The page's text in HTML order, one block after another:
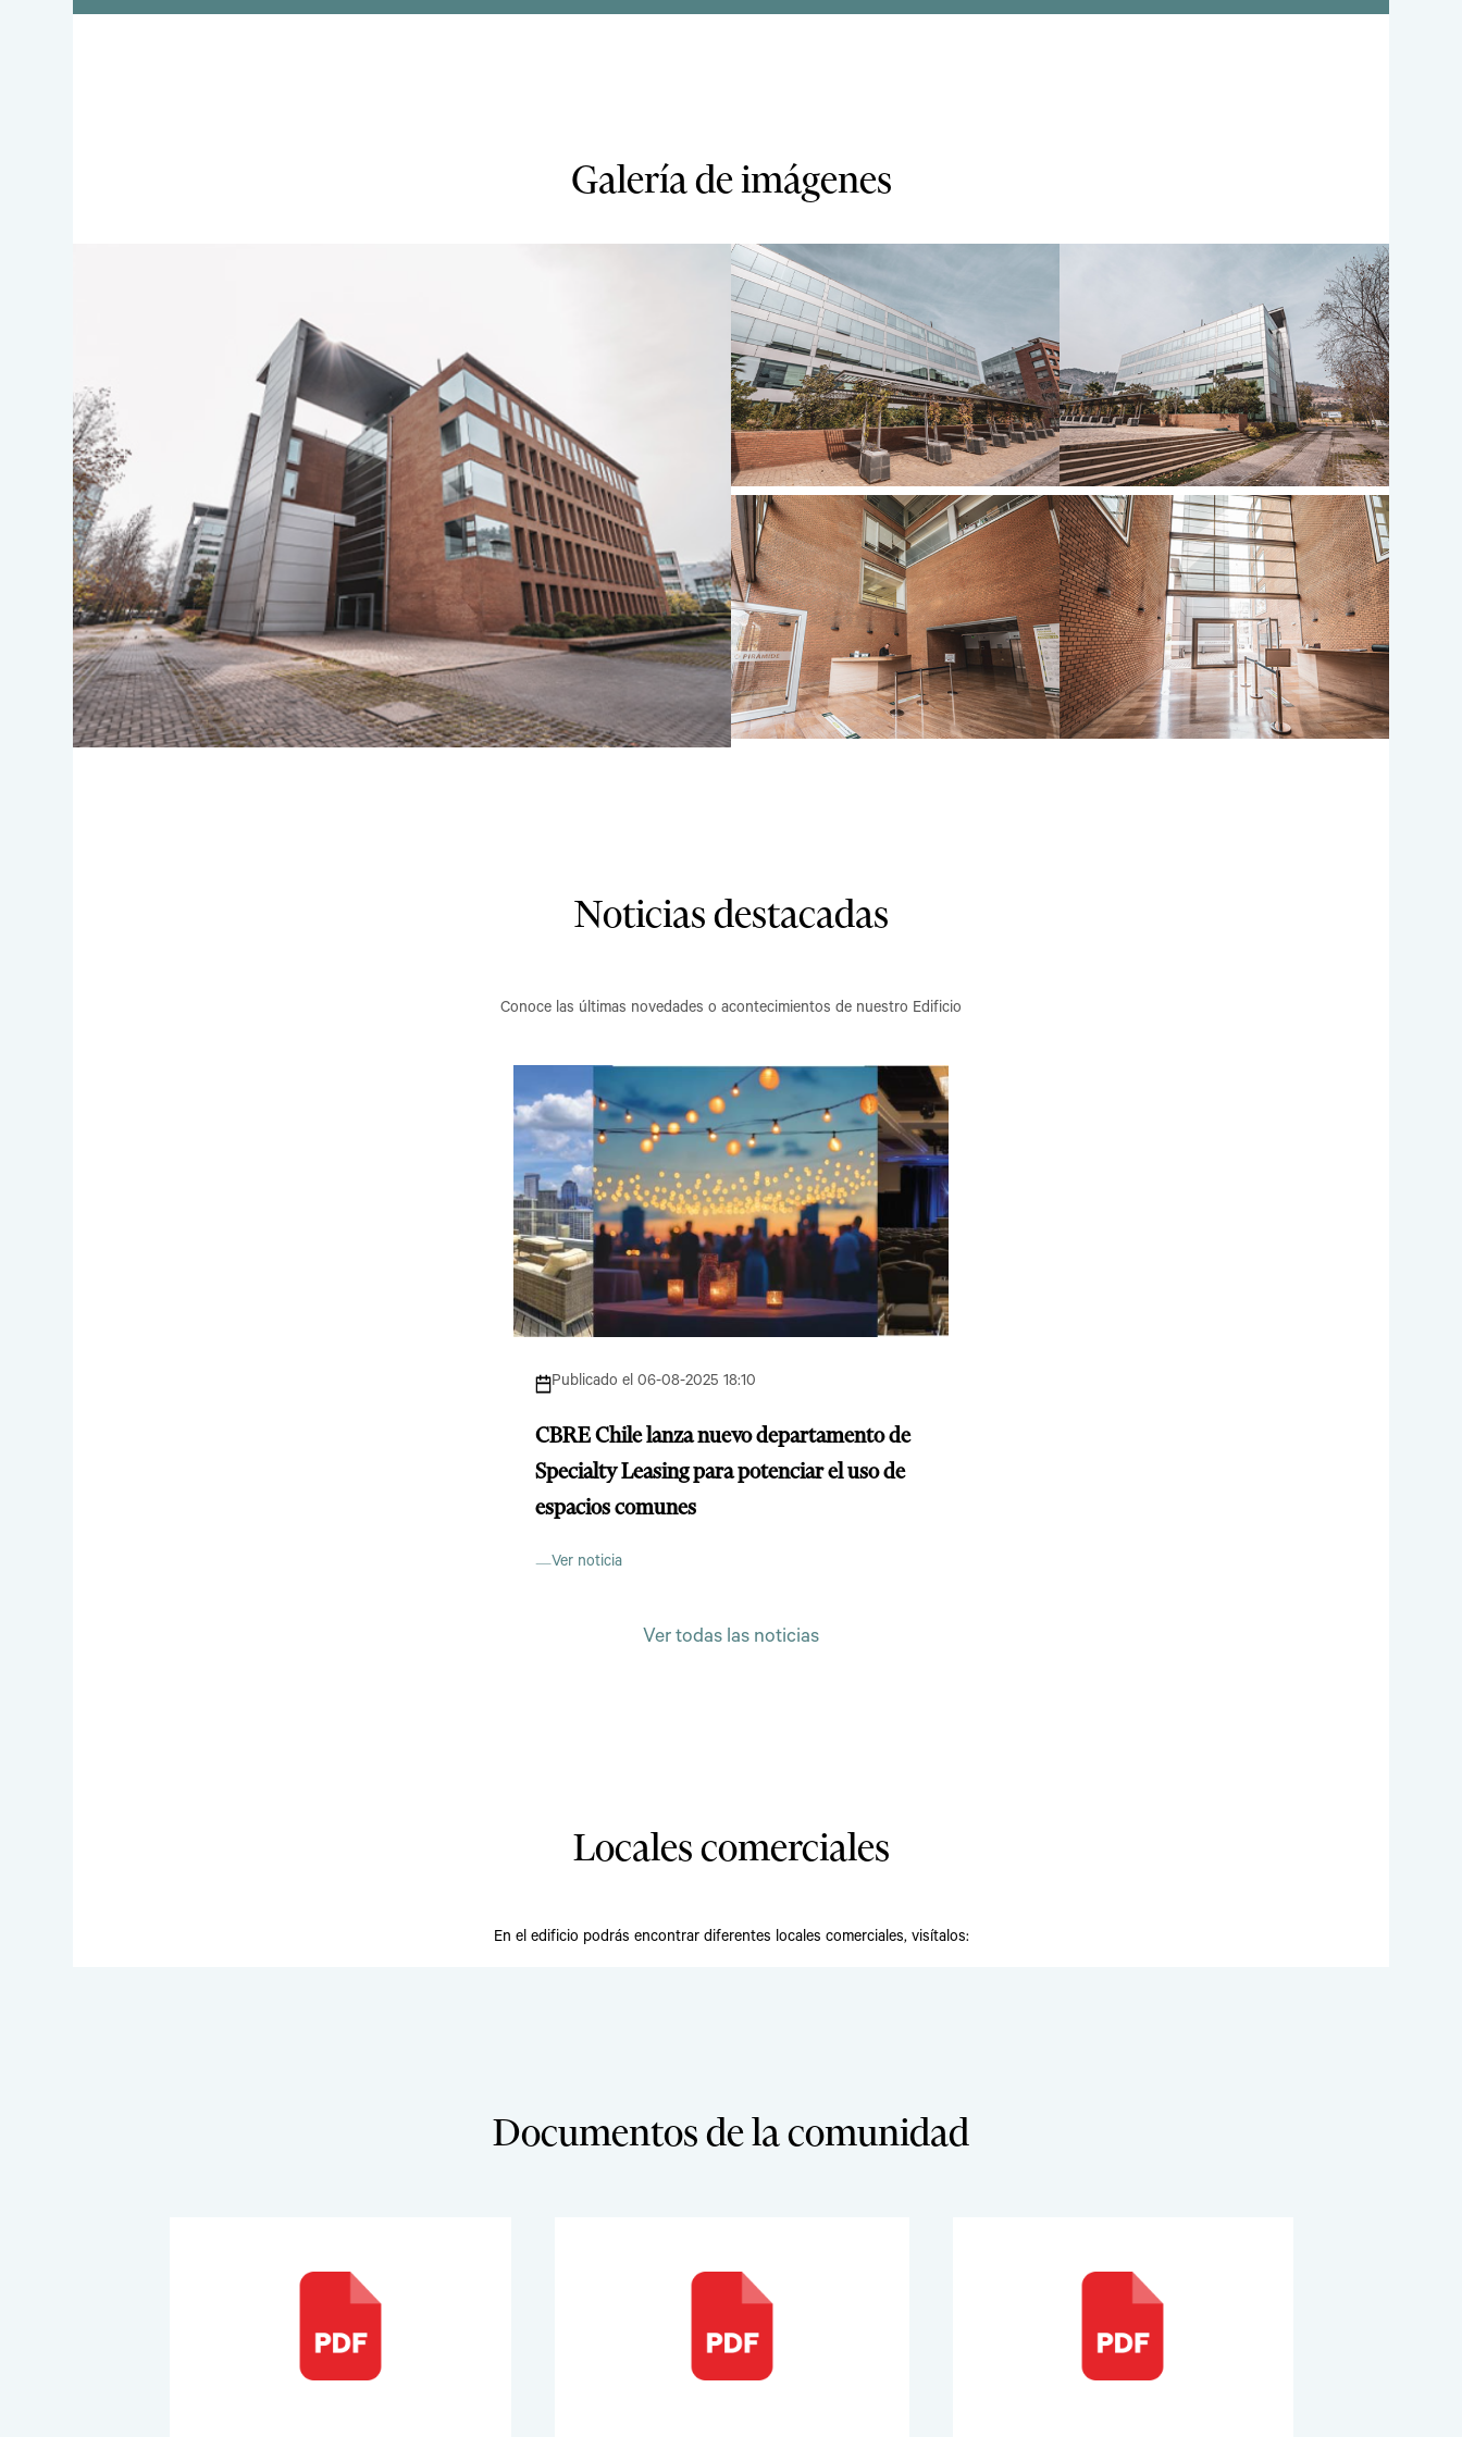
Galería de imágenes
Noticias destacadas
Conoce las últimas novedades o acontecimientos de nuestro Edificio
Publicado el 06-08-2025 18:10
CBRE Chile lanza nuevo departamento de
Specialty Leasing para potenciar el uso de
espacios comunes
Ver noticia
Ver todas las noticias
Locales comerciales
En el edificio podrás encontrar diferentes locales comerciales, visítalos:
Documentos de la comunidad